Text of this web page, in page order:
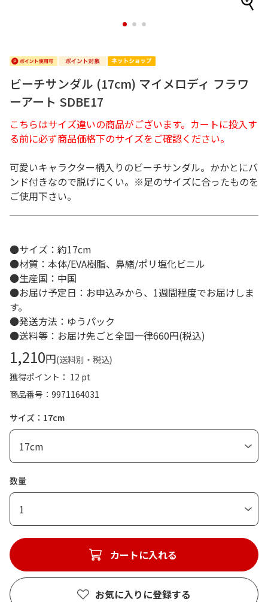
1 2 3
ビーチサンダル (17cm) マイメロディ フラワ
ーアート SDBE17
こちらはサイズ違いの商品がございます。カートに投入す
る前に必ず商品価格下のサイズをご確認ください。
可愛いキャラクター柄入りのビーチサンダル。かかとにバ
ンド付きなので脱げにくい。※足のサイズに合ったものを
ご使用下さい。
●サイズ：約17cm
●材質：本体/EVA樹脂、鼻緒/ポリ塩化ビニル
●生産国：中国
●お届け予定日：お申込みから、1週間程度でお届けしま
す。
●発送方法：ゆうパック
●送料等：お届け先ごと全国一律660円(税込)
1,210円(送料別・税込)
獲得ポイント： 12 pt
商品番号
9971164031
サイズ：17cm
数量
1
カートに入れる
お気に入りに登録する